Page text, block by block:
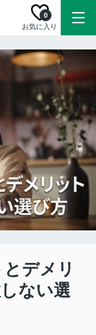
お気に入り
0
デメリ
ない選